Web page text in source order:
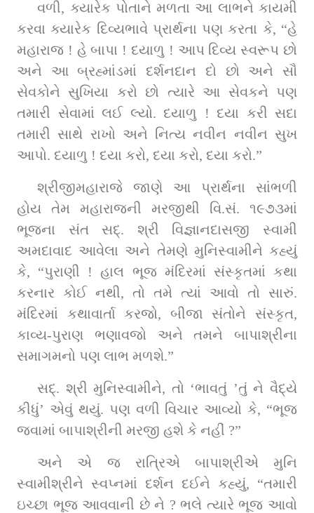
વળી, ક્યારેક પોતાને મળતા આ લાભને કાયમી
કરવા ક્યારેક દિવ્યભાવે પ્રાર્થના પણ કરતા કે, “હે
મહારાજ ! હે બાપા ! દયાળુ ! આપ દિવ્ય સ્વરૂપ છો
અને આ બ્રહ્માંડમાં દર્શનદાન દો છો અને સૌ
સેવકોને સુખિયા કરો છો ત્યારે આ સેવકને પણ
તમારી સેવામાં લઈ લ્યો. દયાળુ ! દયા કરી સદા
તમારી સાથે રાખો અને નિત્ય નવીન નવીન સુખ
આપો. દયાળુ ! દયા કરો, દયા કરો, દયા કરો.”
શ્રીજીમહારાજે જાણે આ પ્રાર્થના સાંભળી
હોય તેમ મહારાજની મરજીથી વિ.સં. ૧૯૭૩માં
ભૂજના સંત સદ્‌. શ્રી વિજ્ઞાનદાસજી સ્વામી
અમદાવાદ આવેલા અને તેમણે મુનિસ્વામીને કહ્યું
કે, “પુરાણી ! હાલ ભૂજ મંદિરમાં સંસ્કૃતમાં કથા
કરનાર કોઈ નથી, તો તમે ત્યાં આવો તો સારું.
મંદિરમાં કથાવાર્તા કરજો, બીજા સંતોને સંસ્કૃત,
કાવ્ય-પુરાણ ભણાવજો અને તમને બાપાશ્રીના
સમાગમનો પણ લાભ મળશે.”
સદ્‌. શ્રી મુનિસ્વામીને, તો ‘ભાવતું ’તું ને વૈદ્યે
કીધું’ એવું થયું. પણ વળી વિચાર આવ્યો કે, “ભૂજ
જવામાં બાપાશ્રીની મરજી હશે કે નહીં ?”
અને એ જ રાત્રિએ બાપાશ્રીએ મુનિ
સ્વામીશ્રીને સ્વપ્નમાં દર્શન દઈને કહ્યું, “તમારી
ઇચ્છા ભૂજ આવવાની છે ને ? ભલે ત્યારે ભૂજ આવો